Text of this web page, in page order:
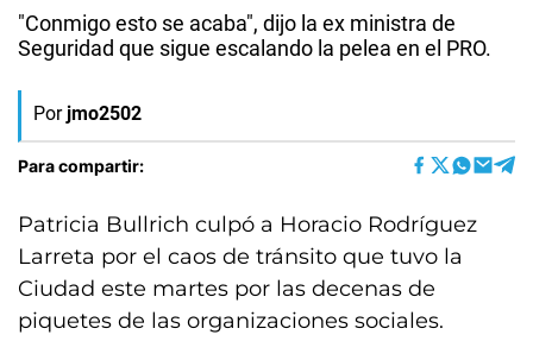
"Conmigo esto se acaba", dijo la ex ministra de
Seguridad que sigue escalando la pelea en el PRO.
Por jmo2502
Para compartir:
Patricia Bullrich culpó a Horacio Rodríguez
Larreta por el caos de tránsito que tuvo la
Ciudad este martes por las decenas de
piquetes de las organizaciones sociales.